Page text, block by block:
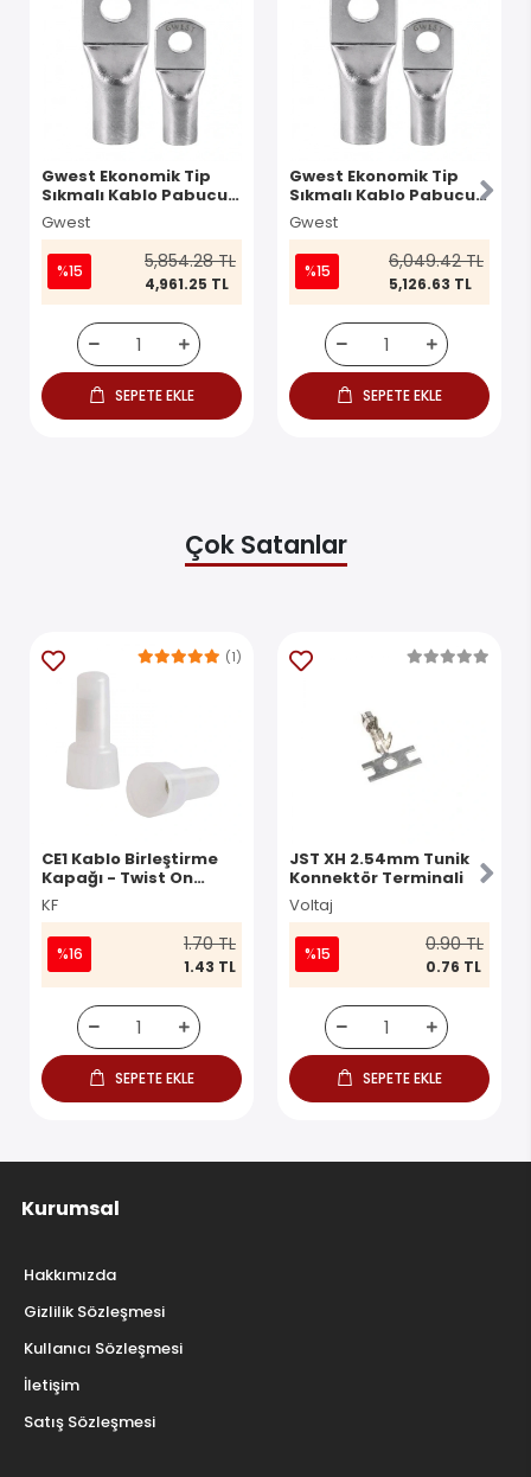
Gwest Ekonomik Tip
Sıkmalı Kablo Pabucu
SKP-E 70-10 100 Adet
Gwest
%15 5,854.28 TL
4,961.25 TL
SEPETE EKLE
Gwest Ekonomik Tip
Sıkmalı Kablo Pabucu
SKP-E 185-12 30 Adet
Gwest
%15 6,049.42 TL
5,126.63 TL
SEPETE EKLE
Çok Satanlar
CE1 Kablo Birleştirme
Kapağı - Twist On
Konnektör
KF
(1)
%16 1.70 TL
1.43 TL
SEPETE EKLE
JST XH 2.54mm Tunik
Konnektör Terminali
Voltaj
%15 0.90 TL
0.76 TL
SEPETE EKLE
Kurumsal
Hakkımızda
Gizlilik Sözleşmesi
Kullanıcı Sözleşmesi
İletişim
Satış Sözleşmesi